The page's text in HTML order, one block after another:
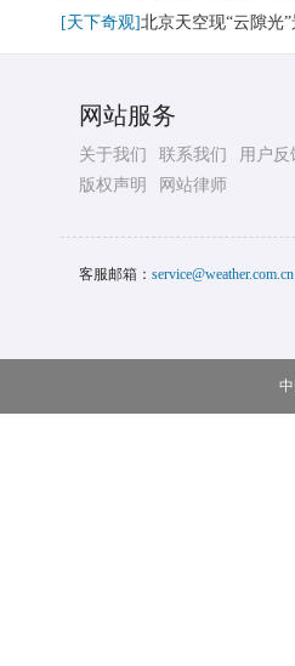
[天下奇观]北京天空现“云隙光”
网站服务
关于我们 联系我们
用户反
版权声明
网站律师
客服邮箱： service@weather.com.cn